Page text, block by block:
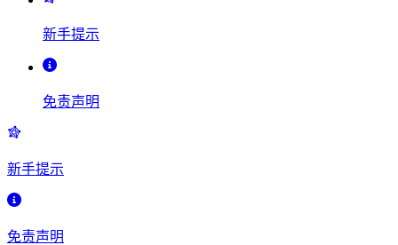
新手提示
免责声明
新手提示
免责声明